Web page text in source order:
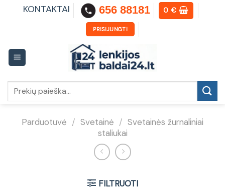
KONTAKTAI 656 88181 0€
PRISIJUNGTI
Parduotuvė / Svetainė / Svetainės žurnaliniai
staliukai
FILTRUOTI